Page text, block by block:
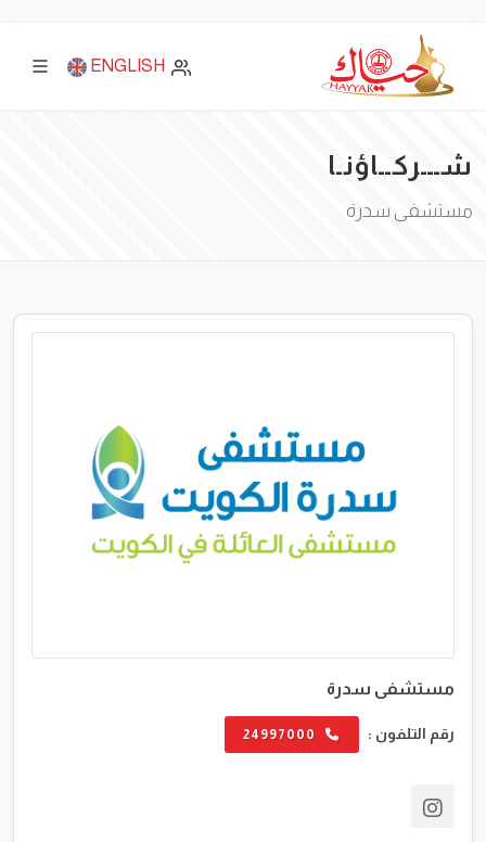
ENGLISH
شـــركــاؤنـا
مستشفى سدرة
مستشفى سدرة
رقم التلفون :